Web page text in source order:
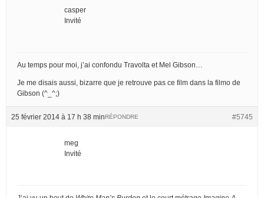
casper
Invité
Au temps pour moi, j’ai confondu Travolta et Mel Gibson…
Je me disais aussi, bizarre que je retrouve pas ce film dans la filmo de
Gibson (^_^;)
25 février 2014 à 17 h 38 min #5745
RÉPONDRE
meg
Invité